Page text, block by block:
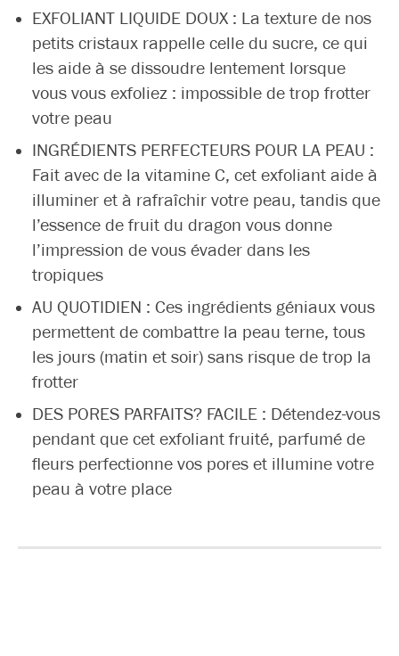
EXFOLIANT LIQUIDE DOUX : La texture de nos
petits cristaux rappelle celle du sucre, ce qui
les aide à se dissoudre lentement lorsque
vous vous exfoliez : impossible de trop frotter
votre peau
INGRÉDIENTS PERFECTEURS POUR LA PEAU :
Fait avec de la vitamine C, cet exfoliant aide à
illuminer et à rafraîchir votre peau, tandis que
l’essence de fruit du dragon vous donne
l’impression de vous évader dans les
tropiques
AU QUOTIDIEN : Ces ingrédients géniaux vous
permettent de combattre la peau terne, tous
les jours (matin et soir) sans risque de trop la
frotter
DES PORES PARFAITS? FACILE : Détendez-vous
pendant que cet exfoliant fruité, parfumé de
fleurs perfectionne vos pores et illumine votre
peau à votre place